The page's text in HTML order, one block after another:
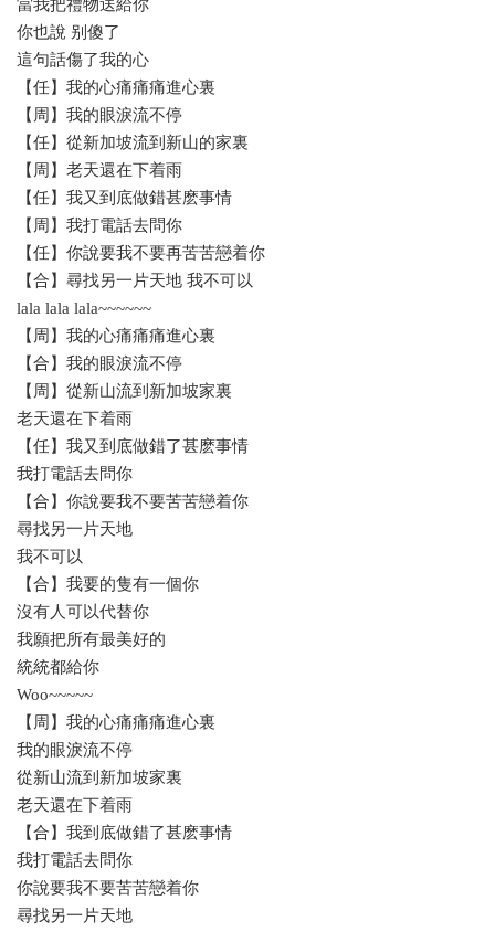
當我把禮物送給你
你也說 别傻了
這句話傷了我的心
【任】我的心痛痛痛進心裏
【周】我的眼淚流不停
【任】從新加坡流到新山的家裏
【周】老天還在下着雨
【任】我又到底做錯甚麽事情
【周】我打電話去問你
【任】你說要我不要再苦苦戀着你
【合】尋找另一片天地 我不可以
lala lala lala~~~~~~
【周】我的心痛痛痛進心裏
【合】我的眼淚流不停
【周】從新山流到新加坡家裏
老天還在下着雨
【任】我又到底做錯了甚麽事情
我打電話去問你
【合】你說要我不要苦苦戀着你
尋找另一片天地
我不可以
【合】我要的隻有一個你
沒有人可以代替你
我願把所有最美好的
統統都給你
Woo~~~~~
【周】我的心痛痛痛進心裏
我的眼淚流不停
從新山流到新加坡家裏
老天還在下着雨
【合】我到底做錯了甚麽事情
我打電話去問你
你說要我不要苦苦戀着你
尋找另一片天地